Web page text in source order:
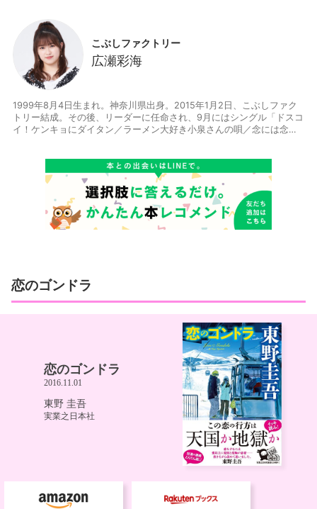
こぶしファクトリー
広瀬彩海
1999年8月4日生まれ。神奈川県出身。2015年1月2日、こぶしファク
トリー結成。その後、リーダーに任命され、9月にはシングル「ドスコ
イ！ケンキョにダイタン／ラーメン大好き小泉さんの唄／念には念
ース。2020年3月30日、東京ドームシティホールでのコンサートをも
ってグループ活動を終了する。 http://www.helloproject.com/kobush
恋のゴンドラ